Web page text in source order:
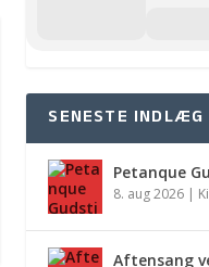
SENESTE INDLÆG
Petanque
8. aug 2026 |
Aftensang